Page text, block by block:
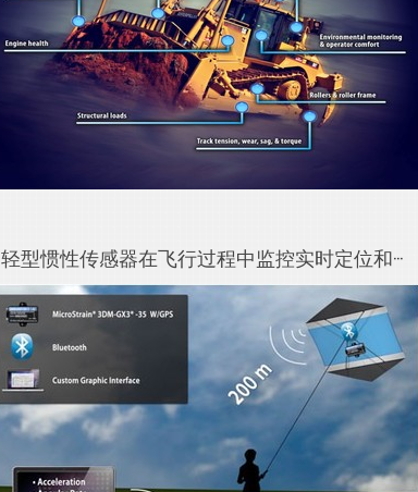
轻型惯性传感器在飞行过程中监控实时定位和···